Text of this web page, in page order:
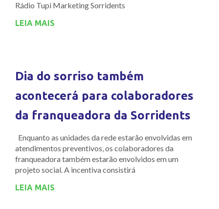
Rádio Tupi Marketing Sorridents
LEIA MAIS
Dia do sorriso também
acontecerá para colaboradores
da franqueadora da Sorridents
Enquanto as unidades da rede estarão envolvidas em
atendimentos preventivos, os colaboradores da
franqueadora também estarão envolvidos em um
projeto social. A incentiva consistirá
LEIA MAIS